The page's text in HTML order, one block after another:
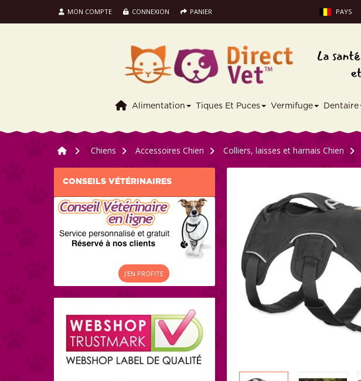
MON COMPTE CONNEXION PANIER PAYS
Alimentation Tiques Et Puces Vermifuge Dentaire
> Chiens > Accessoires Chien > Colliers, laisses et harnais Chien >
CONSEILS VÉTÉRINAIRES
J'EN PROFITE